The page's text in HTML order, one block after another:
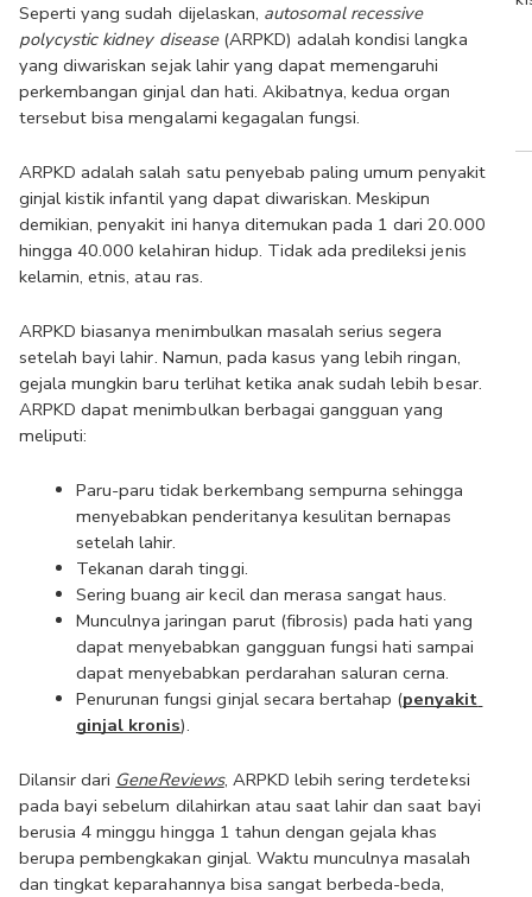
Seperti yang sudah dijelaskan, autosomal recessive
polycystic kidney disease (ARPKD) adalah kondisi langka
yang diwariskan sejak lahir yang dapat memengaruhi
perkembangan ginjal dan hati. Akibatnya, kedua organ
tersebut bisa mengalami kegagalan fungsi.
ARPKD adalah salah satu penyebab paling umum penyakit
ginjal kistik infantil yang dapat diwariskan. Meskipun
demikian, penyakit ini hanya ditemukan pada 1 dari 20.000
hingga 40.000 kelahiran hidup. Tidak ada predileksi jenis
kelamin, etnis, atau ras.
ARPKD biasanya menimbulkan masalah serius segera
setelah bayi lahir. Namun, pada kasus yang lebih ringan,
gejala mungkin baru terlihat ketika anak sudah lebih besar.
ARPKD dapat menimbulkan berbagai gangguan yang
meliputi:
Paru-paru tidak berkembang sempurna sehingga
menyebabkan penderitanya kesulitan bernapas
setelah lahir.
Tekanan darah tinggi.
Sering buang air kecil dan merasa sangat haus.
Munculnya jaringan parut (fibrosis) pada hati yang
dapat menyebabkan gangguan fungsi hati sampai
dapat menyebabkan perdarahan saluran cerna.
Penurunan fungsi ginjal secara bertahap (penyakit
ginjal kronis).
Dilansir dari GeneReviews, ARPKD lebih sering terdeteksi
pada bayi sebelum dilahirkan atau saat lahir dan saat bayi
berusia 4 minggu hingga 1 tahun dengan gejala khas
berupa pembengkakan ginjal. Waktu munculnya masalah
dan tingkat keparahannya bisa sangat berbeda-beda,